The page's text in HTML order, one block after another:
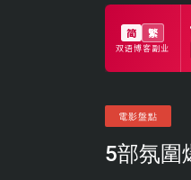
電影盤點
5部氛圍